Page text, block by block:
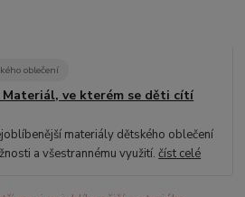
oblečení
ve kterém se děti cítí
materiály dětského oblečení
a všestrannému využití.číst celé